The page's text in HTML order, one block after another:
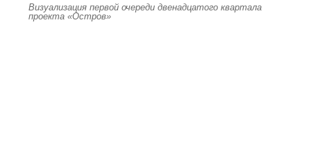
Визуализация первой очереди двенадцатого квартала
проекта «Остров»